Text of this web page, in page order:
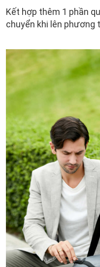
Kết hợp thêm 1 phần
chuyển khi lên phương